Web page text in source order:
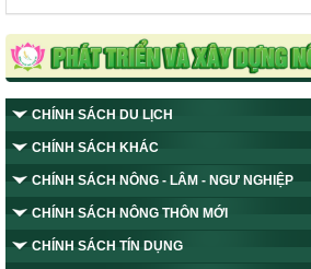
CHÍNH SÁCH DU LỊCH
CHÍNH SÁCH KHÁC
CHÍNH SÁCH NÔNG - LÂM - NGƯ NGHIỆP
CHÍNH SÁCH NÔNG THÔN MỚI
CHÍNH SÁCH TÍN DỤNG